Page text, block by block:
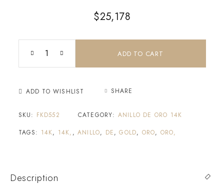
$25,178
ADD TO CART
ADD TO WISHLIST SHARE
SKU: FKD552 CATEGORY: ANILLO DE ORO 14K
TAGS: 14K, 14K, , ANILLO, DE,GOLD, ORO, ORO,
Description